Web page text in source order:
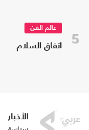
5
عالم الفن
اتفاق السلام
الأخبار